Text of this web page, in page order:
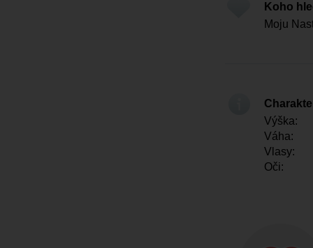
Koho
Moju
Výška:
Váha:
Vlasy:
Oči: